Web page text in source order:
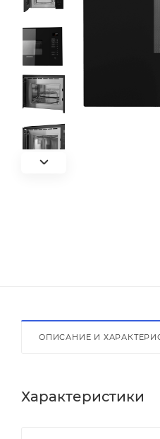
ОПИСАНИЕ И
Характеристики